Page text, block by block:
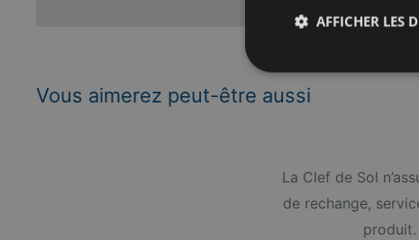
Vous aimerez peut-être aussi
La Clef de Sol
de rechange,
AFFICHER LES